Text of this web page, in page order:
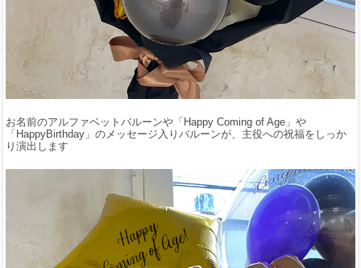
お名前のアルファベットバルーンや「Happy Coming of Age」や
「HappyBirthday」のメッセージ入りバルーンが、主役への祝福をしっか
り演出します